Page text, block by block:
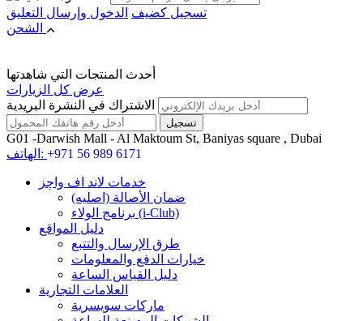
تسجيل كضيف الدخول وإرسال التعليق
أحدث المنتجات التي شاهدتها
عرض كل الزيارات
الاشتراك في النشرة البريدية
G01 -Darwish Mall - Al Maktoum St, Baniyas square , Dubai
الهاتف: +971 56 989 6171
خدمات لاند اف واچز
ضمان الأصالة (اصلیه)
برنامج الولاء (i-Club)
دليل المواقع
طرق الإرسال والتتبع
خيارات الدفع والمعلومات
دليل القياس الساعة
العلامات التجارية
ماركات سويسرية